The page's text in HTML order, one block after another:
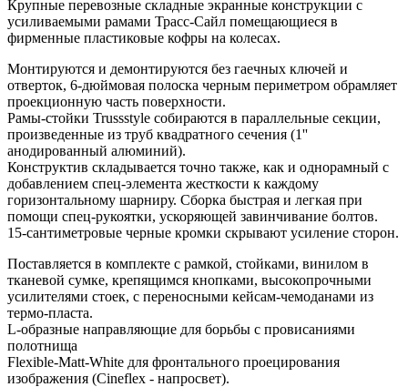
Крупные перевозные складные экранные конструкции с
усиливаемыми рамами Трасс-Сайл помещающиеся в
фирменные пластиковые кофры на колесах.
Монтируются и демонтируются без гаечных ключей и
отверток, 6-дюймовая полоска черным периметром обрамляет
проекционную часть поверхности.
Рамы-стойки Trussstyle собираются в параллельные секции,
произведенные из труб квадратного сечения (1''
анодированный алюминий).
Конструктив складывается точно также, как и однорамный с
добавлением спец-элемента жесткости к каждому
горизонтальному шарниру. Сборка быстрая и легкая при
помощи спец-рукоятки, ускоряющей завинчивание болтов.
15-сантиметровые черные кромки скрывают усиление сторон.
Поставляется в комплекте с рамкой, стойками, винилом в
тканевой сумке, крепящимся кнопками, высокопрочными
усилителями стоек, с переносными кейсам-чемоданами из
термо-пласта.
L-образные направляющие для борьбы с провисаниями
полотнища
Flexible-Matt-White для фронтального проецирования
изображения (Cineflex - напросвет).